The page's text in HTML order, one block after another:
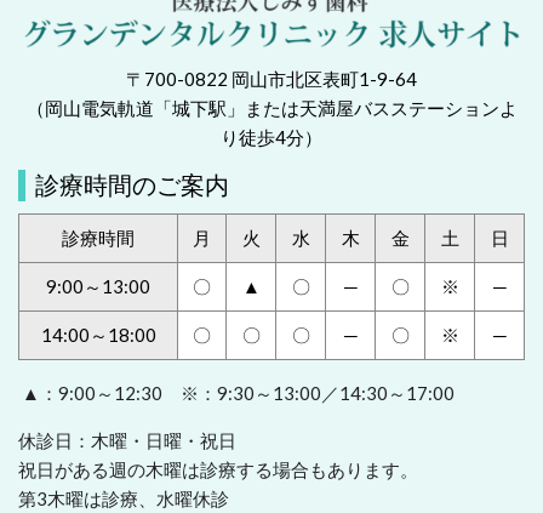
〒700-0822 岡山市北区表町1-9-64
（岡山電気軌道「城下駅」または天満屋バスステーションよ
り徒歩4分）
診療時間のご案内
診療時間 月 火 水 木 金 土 日
9:00～13:00 〇 ▲ 〇 ─ 〇 ※ ─
14:00～18:00 〇 〇 〇 ─ 〇 ※ ─
▲：9:00～12:30 ※：9:30～13:00／14:30～17:00
休診日：木曜・日曜・祝日
祝日がある週の木曜は診療する場合もあります。
第3木曜は診療、水曜休診